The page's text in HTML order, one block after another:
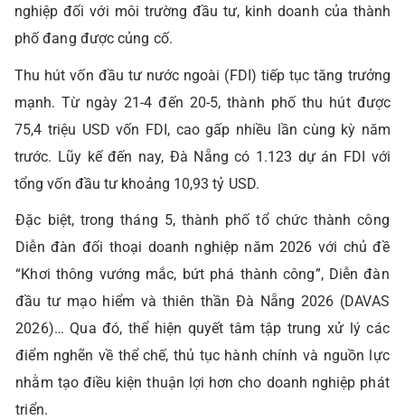
nghiệp đối với môi trường đầu tư, kinh doanh của thành
phố đang được củng cố.
Thu hút vốn đầu tư nước ngoài (FDI) tiếp tục tăng trưởng
mạnh. Từ ngày 21-4 đến 20-5, thành phố thu hút được
75,4 triệu USD vốn FDI, cao gấp nhiều lần cùng kỳ năm
trước. Lũy kế đến nay, Đà Nẵng có 1.123 dự án FDI với
tổng vốn đầu tư khoảng 10,93 tỷ USD.
Đặc biệt, trong tháng 5, thành phố tổ chức thành công
Diễn đàn đối thoại doanh nghiệp năm 2026 với chủ đề
“Khơi thông vướng mắc, bứt phá thành công”, Diễn đàn
đầu tư mạo hiểm và thiên thần Đà Nẵng 2026 (DAVAS
2026)… Qua đó, thể hiện quyết tâm tập trung xử lý các
điểm nghẽn về thể chế, thủ tục hành chính và nguồn lực
nhằm tạo điều kiện thuận lợi hơn cho doanh nghiệp phát
triển.